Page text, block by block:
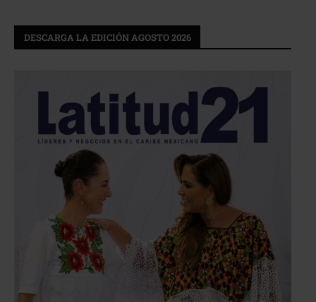
DESCARGA LA EDICIÓN AGOSTO 2026